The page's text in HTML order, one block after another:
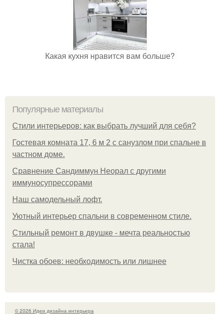
Какая кухня нравится вам больше?
Популярные материалы
Стили интерьеров: как выбрать лучший для себя?
Гостевая комната 17, 6 м 2 с санузлом при спальне в
частном доме.
Сравнение Сандиммун Неорал с другими
иммуносупрессорами
Наш самодельный лофт.
Уютный интерьер спальни в современном стиле.
Стильный ремонт в двушке - мечта реальностью
стала!
Чистка обоев: необходимость или лишнее
© 2026 Идеи дизайна интерьера